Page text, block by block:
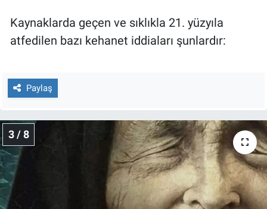
Kaynaklarda geçen ve sıklıkla 21. yüzyıla
atfedilen bazı kehanet iddiaları şunlardır:
Paylaş
3 / 8